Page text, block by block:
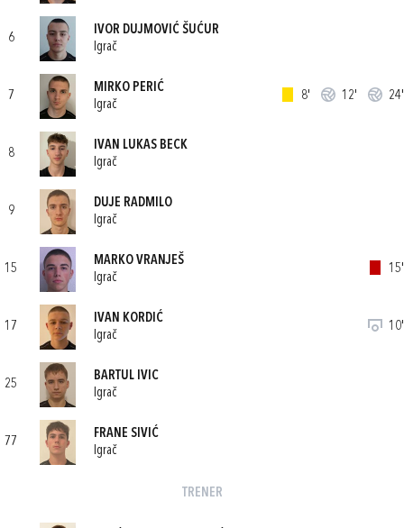
6
IVOR DUJMOVIĆ ŠUĆUR
Igrač
7
MIRKO PERIĆ
Igrač
8' 12' 24'
8
IVAN LUKAS BECK
Igrač
9
DUJE RADMILO
Igrač
15
MARKO VRANJEŠ
Igrač
15'
17
IVAN KORDIĆ
Igrač
10'
25
BARTUL IVIC
Igrač
77
FRANE SIVIĆ
Igrač
TRENER